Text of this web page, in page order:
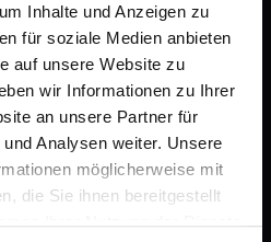
Inhalte und Anzeigen zu
für soziale Medien anbieten
auf unsere Website zu
wir Informationen zu Ihrer
an unsere Partner für
Analysen weiter. Unsere
möglicherweise mit
die Sie ihnen bereitgestellt
Ihrer Nutzung der Dienste
– Das Berlin-Musical".
comienza con diez